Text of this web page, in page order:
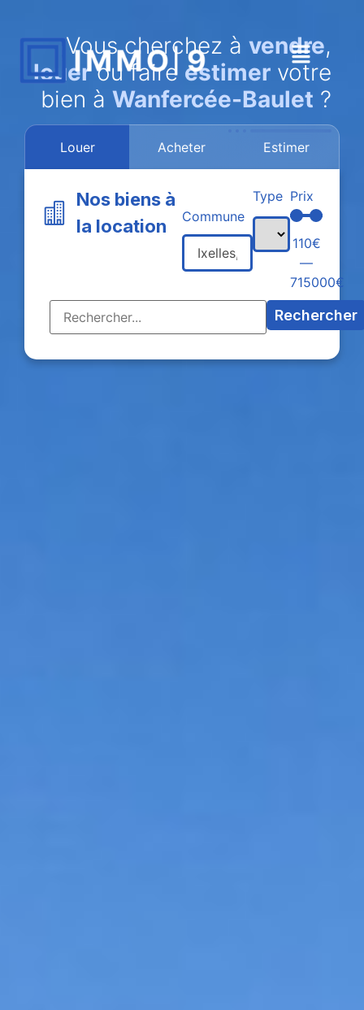
Vous cherchez à vendre,
louerou faire estimer votre
bien à Wanfercée-Baulet ?
Louer Acheter Estimer
Nos biens à
la location
Prix
110€
—
715000€
Type
Commune
Rechercher